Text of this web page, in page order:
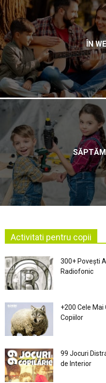
ÎN
Activitati pentru copii
300+ Povești
Radiofonic
+200 Cele Mai
Copiilor
99 Jocuri
de Interior